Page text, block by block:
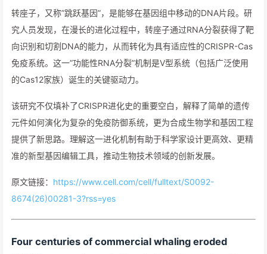
转座子，又称”跳跃基因”，是能够在基因组中移动的DNA片段。研
究人员发现，在漫长的进化过程中，转座子通过RNA分裂获得了靶
向识别和切割DNA的能力，从而转化为具有适应性的CRISPR-Cas
免疫系统。这一”功能性RNA分裂”机制是V型系统（包括广泛使用
的Cas12家族）诞生的关键驱动力。
该研究不仅填补了CRISPR进化史的重要空白，解释了简单的遗传
元件如何演化为复杂的免疫防御系统，更为合成生物学和基因工程
提供了新思路。理解这一进化机制有助于科学家设计更高效、更精
准的新型基因编辑工具，推动生物技术领域的创新发展。
原文链接： https://www.cell.com/cell/fulltext/S0092-
8674(26)00281-3?rss=yes
Four centuries of commercial whaling eroded